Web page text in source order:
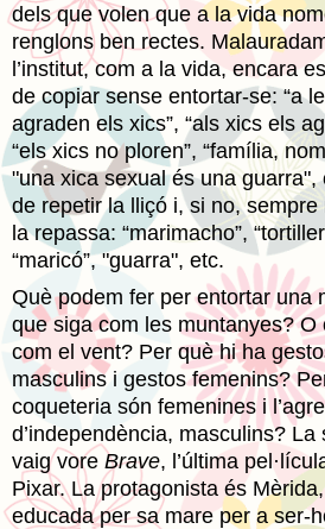
dels que volen que a la vida
renglons ben rectes.
l’institut, com a la vida, encara
de copiar sense entortar-se: “a
agraden els xics”, “als xics els
“els xics no ploren”, “família,
"una xica sexual és una guarra",
de repetir la lliçó i, si no, sempre
la repassa: “marimacho”,
“maricó”, "guarra", etc.
Què podem fer per entortar una
que siga com les muntanyes? O
com el vent? Per què hi ha
masculins i gestos femenins?
coqueteria són femenines i
d’independència, masculins?
vaig vore Brave, l’última
Pixar. La protagonista és
educada per sa mare per a ser-